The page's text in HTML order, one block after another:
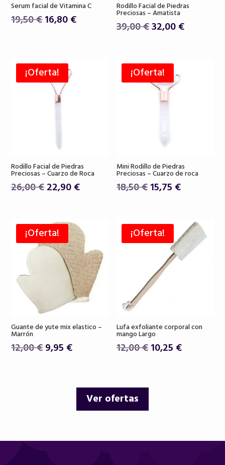
Serum facial de Vitamina C
19,50€El
19,50 €.
16,80€El
Rodillo Facial de Piedras
Preciosas – Amatista
39,00€El
era:
39,00 €.
32,00€El
¡Oferta!
Rodillo Facial de Piedras
Preciosas – Cuarzo de Roca
26,00€El
era:
26,00 €.
22,90€El
es:
22,90 €.
¡Oferta!
Mini Rodillo de Piedras
Preciosas – Cuarzo de roca
18,50€El
era:
18,50 €.
15,75 €El
es:
15,75 €.
¡Oferta!
Guante de yute mix elastico –
Marrón
12,00€El
9,95 €El
es:
9,95 €.
¡Oferta!
Lufa exfoliante corporal con
mango Largo
12,00€El
10,25 €El
Ver ofertas